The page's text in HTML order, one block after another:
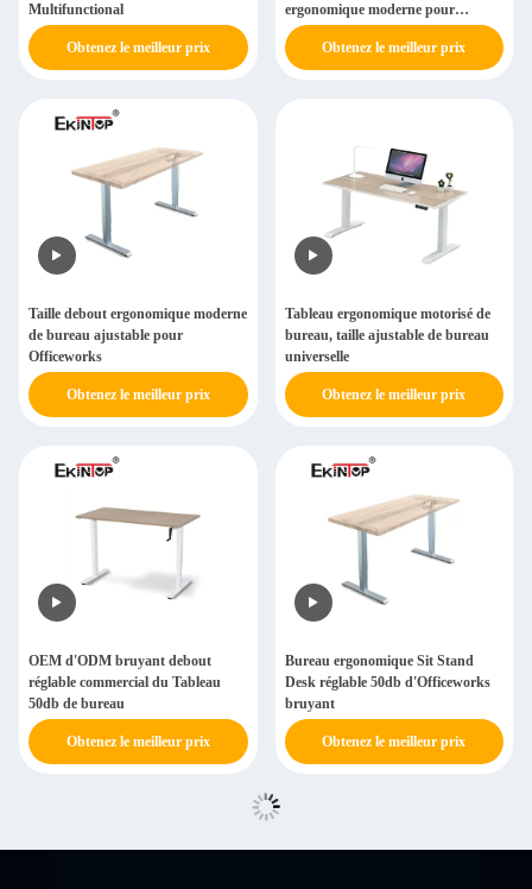
Multifunctional
Obtenez le meilleur prix
ergonomique moderne pour
Officeworks
Obtenez le meilleur prix
Taille debout ergonomique moderne
de bureau ajustable pour
Officeworks
Obtenez le meilleur prix
Tableau ergonomique motorisé de
bureau, taille ajustable de bureau
universelle
Obtenez le meilleur prix
OEM d'ODM bruyant debout
réglable commercial du Tableau
50db de bureau
Obtenez le meilleur prix
Bureau ergonomique Sit Stand
Desk réglable 50db d'Officeworks
bruyant
Obtenez le meilleur prix